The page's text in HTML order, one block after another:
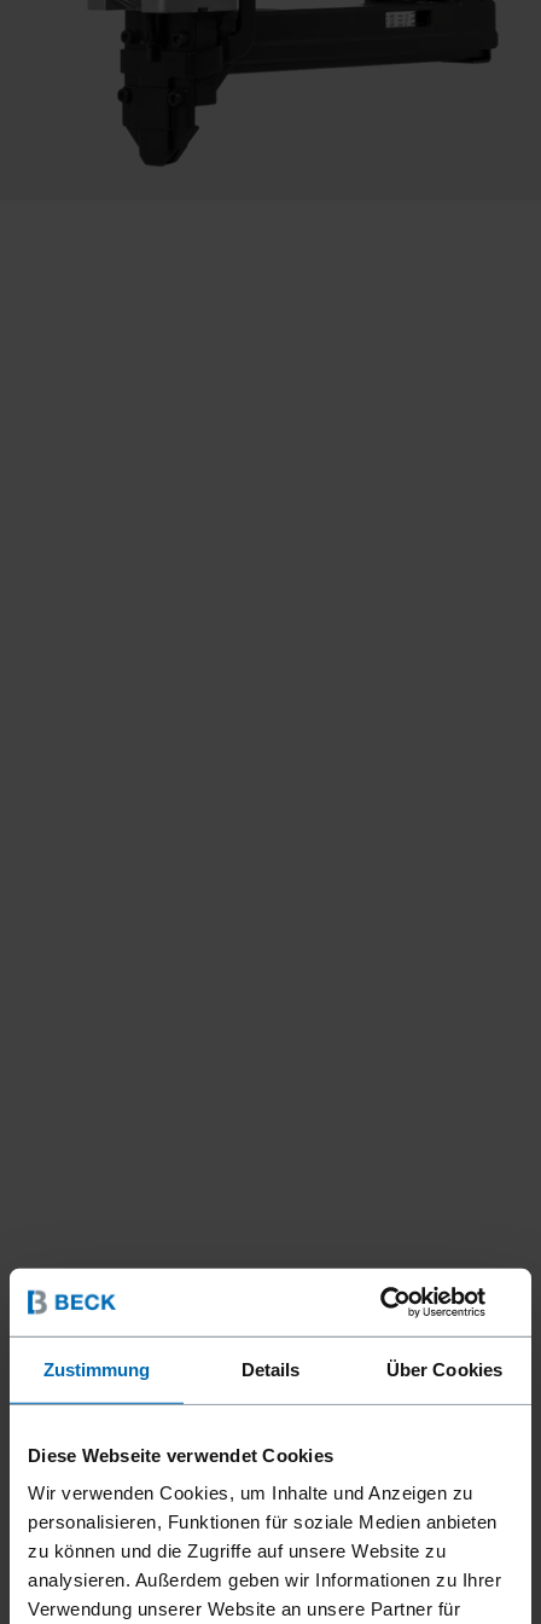
Zustimmung Details Über Cookies
Diese Webseite verwendet Cookies
Wir verwenden Cookies, um Inhalte und Anzeigen zu
personalisieren, Funktionen für soziale Medien anbieten
zu können und die Zugriffe auf unsere Website zu
analysieren. Außerdem geben wir Informationen zu Ihrer
Verwendung unserer Website an unsere Partner für